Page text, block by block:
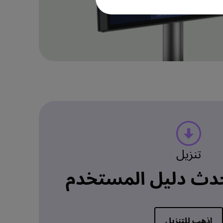
تنزيل
دليل المستخدم